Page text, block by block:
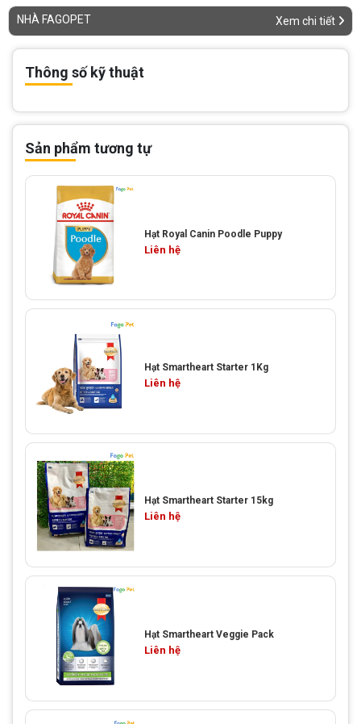
TỔNG ĐÀI TƯ VẤN
0929894774
NHÀ FAGOPET Xem chi tiết
Thông số kỹ thuật
Sản phẩm tương tự
Hạt Royal Canin Poodle Puppy
Liên hệ
Hạt Smartheart Starter 1Kg
Liên hệ
Hạt Smartheart Starter 15kg
Liên hệ
Hạt Smartheart Veggie Pack
Liên hệ